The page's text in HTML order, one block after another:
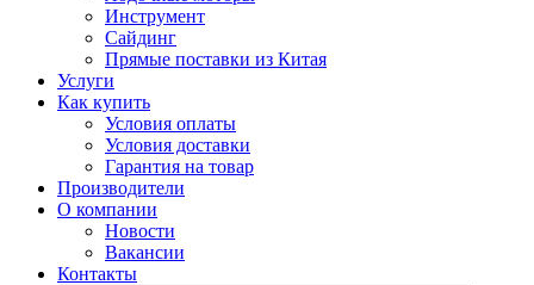
Инструмент
Сайдинг
Прямые поставки из Китая
Услуги
Как купить
Условия оплаты
Условия доставки
Гарантия на товар
Производители
О компании
Новости
Вакансии
Контакты